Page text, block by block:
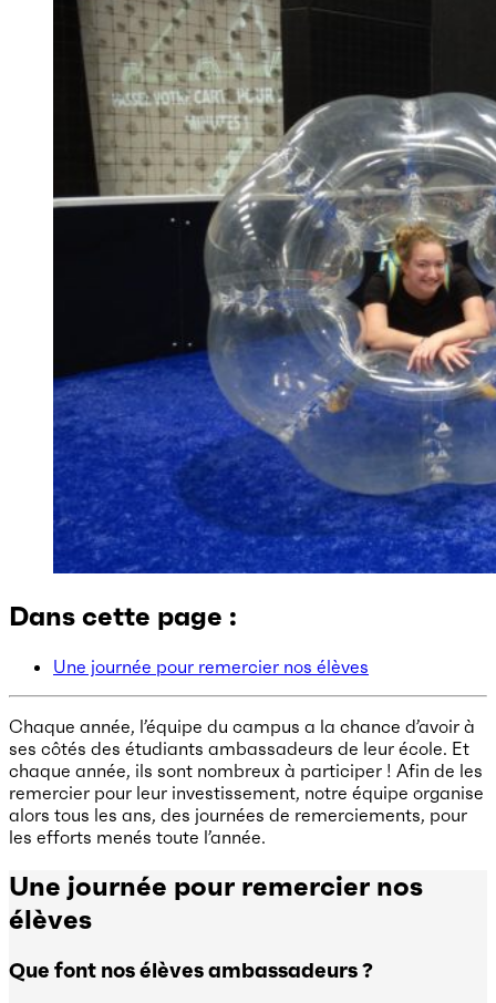
Dans cette page :
Une journée pour remercier nos élèves
Chaque année, l’équipe du campus a la chance d’avoir à
ses côtés des étudiants ambassadeurs de leur école. Et
chaque année, ils sont nombreux à participer ! Afin de les
remercier pour leur investissement, notre équipe organise
alors tous les ans, des journées de remerciements, pour
les efforts menés toute l’année.
Une journée pour remercier nos
élèves
Que font nos élèves ambassadeurs ?